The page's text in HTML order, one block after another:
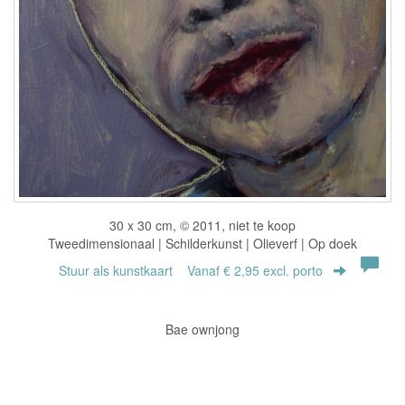
30 x 30 cm, © 2011, niet te koop
Tweedimensionaal | Schilderkunst | Olieverf | Op doek
Stuur als kunstkaart Vanaf € 2,95 excl. porto
Bae ownjong